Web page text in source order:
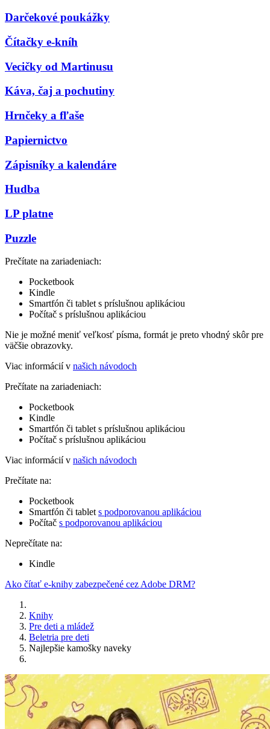
Darčekové poukážky
Čítačky e-kníh
Vecičky od Martinusu
Káva, čaj a pochutiny
Hrnčeky a fľaše
Papiernictvo
Zápisníky a kalendáre
Hudba
LP platne
Puzzle
Prečítate na zariadeniach:
Pocketbook
Kindle
Smartfón či tablet s príslušnou aplikáciou
Počítač s príslušnou aplikáciou
Nie je možné meniť veľkosť písma, formát je preto vhodný skôr pre
väčšie obrazovky.
Viac informácií v našich návodoch
Prečítate na zariadeniach:
Pocketbook
Kindle
Smartfón či tablet s príslušnou aplikáciou
Počítač s príslušnou aplikáciou
Viac informácií v našich návodoch
Prečítate na:
Pocketbook
Smartfón či tablet s podporovanou aplikáciou
Počítač s podporovanou aplikáciou
Neprečítate na:
Kindle
Ako čítať e-knihy zabezpečené cez Adobe DRM?
Knihy
Pre deti a mládež
Beletria pre deti
Najlepšie kamošky naveky